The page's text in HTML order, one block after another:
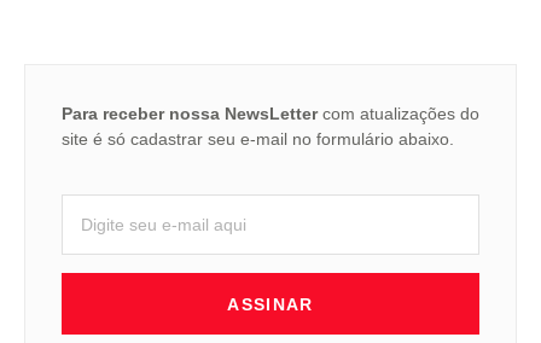
Para receber nossa NewsLettercom atualizações do
site é só cadastrar seu e-mail no formulário abaixo.
ASSINAR